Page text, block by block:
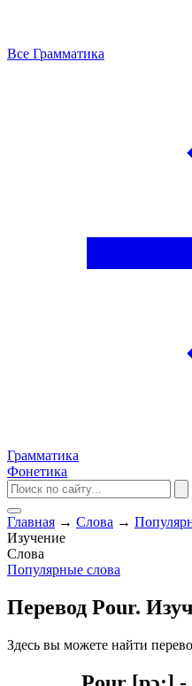
Все Грамматика
Грамматика
Фонетика
Главная → Слова →
Изучение
Слова
Популярные слова
Перевод Pour.
Здесь вы можете найти